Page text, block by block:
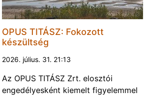
OPUS TITÁSZ: Fokozott
készültség
2026. július. 31. 21:13
Az OPUS TITÁSZ Zrt. elosztói
engedélyesként kiemelt figyelemmel